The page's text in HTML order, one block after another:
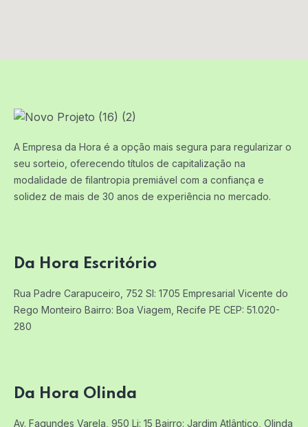
A Empresa da Hora é a opção mais segura para regularizar o
seu sorteio, oferecendo títulos de capitalização na
modalidade de filantropia premiável com a confiança e
solidez de mais de 30 anos de experiência no mercado.
Da Hora Escritório
Rua Padre Carapuceiro, 752 Sl: 1705 Empresarial Vicente do
Rego Monteiro Bairro: Boa Viagem, Recife PE CEP: 51.020-
280
Da Hora Olinda
Av. Fagundes Varela, 950 Lj: 15 Bairro: Jardim Atlântico, Olinda